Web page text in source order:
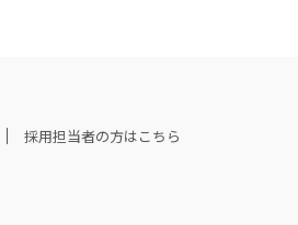
採用担当者の方はこちら